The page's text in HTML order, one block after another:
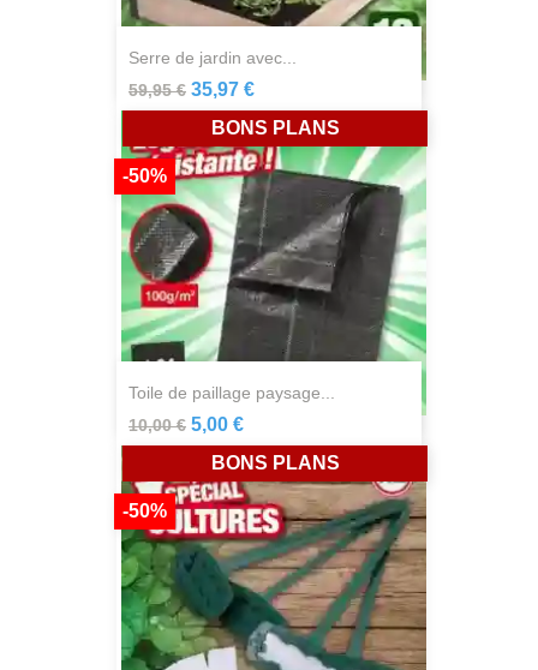
serre de jardin avec...
59,95 € 35,97 €
toile de paillage paysage...
10,00 €
-50%
5,00 €
BONS PLANS
-50%
BONS PLANS